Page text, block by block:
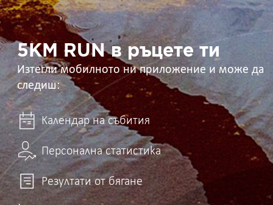
RUN
в
ръцете
ти 5KM RUN в ръцете ти
Изтегли мобилното ни приложение и може да
следиш:
Календар на събития
Персонална статистика
Резултати от бягане